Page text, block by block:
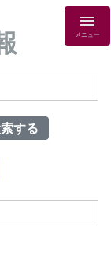
メニュー
する